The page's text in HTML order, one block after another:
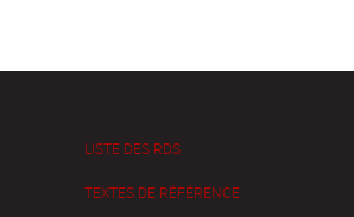
LISTE DES RDS
TEXTES DE RÉFÉRENCE